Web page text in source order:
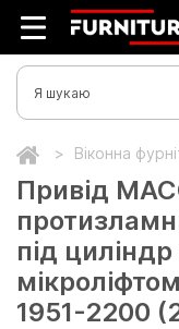
Віконна
Привід
під циліндр
1951-2200